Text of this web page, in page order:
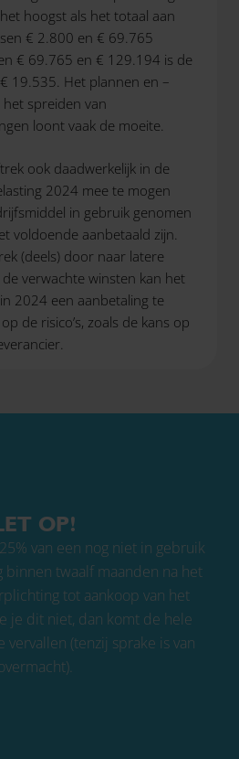
hoogst als het totaal aan
€ 2.800 en € 69.765
€ 69.765 en € 129.194 is de
19.535. Het plannen en –
spreiden van
loont vaak de moeite.
ook daadwerkelijk in de
2024 mee te mogen
in gebruik genomen
voldoende aanbetaald zijn.
(deels) door naar latere
verwachte winsten kan het
2024 een aanbetaling te
de risico’s, zoals de kans op
OP!
van een nog niet in gebruik
binnen twaalf maanden na het
tot aankoop van het
je dit niet, dan komt de hele
vervallen (tenzij sprake is van